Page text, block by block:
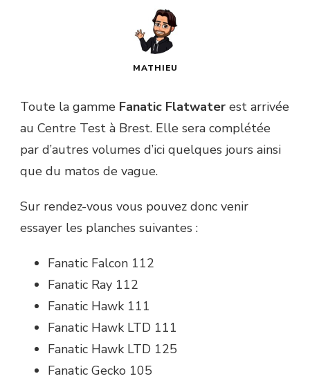
MATHIEU
Toute la gamme Fanatic Flatwater est arrivée
au Centre Test à Brest. Elle sera complétée
par d’autres volumes d’ici quelques jours ainsi
que du matos de vague.
Sur rendez-vous vous pouvez donc venir
essayer les planches suivantes :
Fanatic Falcon 112
Fanatic Ray 112
Fanatic Hawk 111
Fanatic Hawk LTD 111
Fanatic Hawk LTD 125
Fanatic Gecko 105